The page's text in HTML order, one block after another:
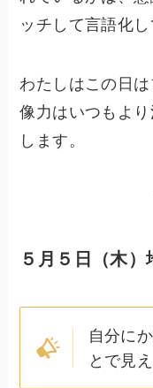
ッチして言語化し
わたしはこの日
像力はいつもよ
します。
５月５日（木
自分に
とで見